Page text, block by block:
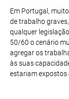
Em Portugal,
de trabalho
qualquer
50/60 o cenário
agregar os
às suas
estariam expostos